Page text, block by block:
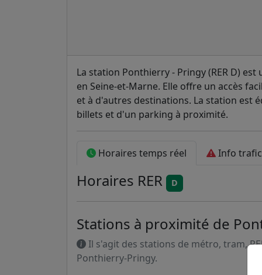
La station Ponthierry - Pringy (RER D)
en Seine-et-Marne. Elle offre un accès
et à d'autres destinations. La station est
billets et d'un parking à proximité.
Horaires temps réel Info trafic
Horaires RER D
Stations à proximité de
Il s'agit des stations de métro, tram,
Ponthierry-Pringy.